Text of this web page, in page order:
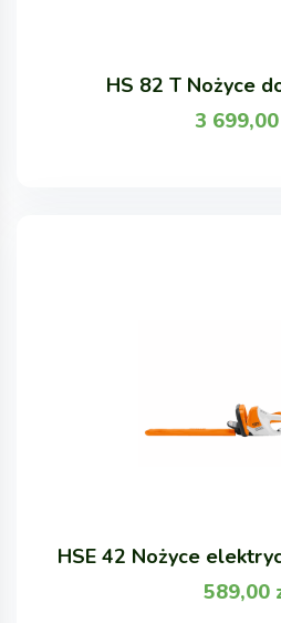
HS 82 T Nożyce
3 699,00
HSE 42 Nożyce
589,00